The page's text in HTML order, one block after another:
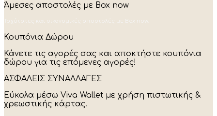
Άμεσες αποστολές με Box now
Ταχύτατες και οικονομικές αποστολές με Box now.
Κουπόνια Δώρου
Κάνετε τις αγορές σας και αποκτήστε κουπόνια
δώρου για τις επόμενες αγορές!
ΑΣΦΑΛΕΙΣ ΣΥΝΑΛΛΑΓΕΣ
Εύκολα μέσω Viva Wallet με χρήση πιστωτικής &
χρεωστικής κάρτας.